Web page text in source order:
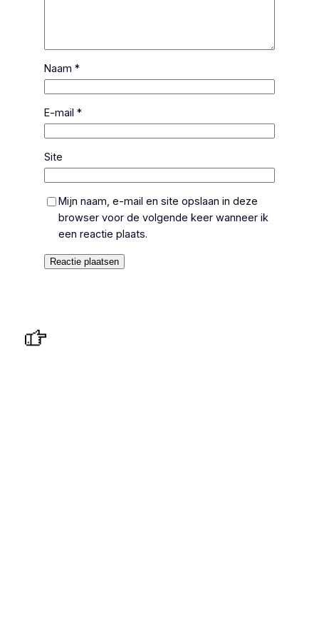
Naam *
E-mail *
Site
Mijn naam, e-mail en site opslaan in deze
browser voor de volgende keer wanneer ik
een reactie plaats.